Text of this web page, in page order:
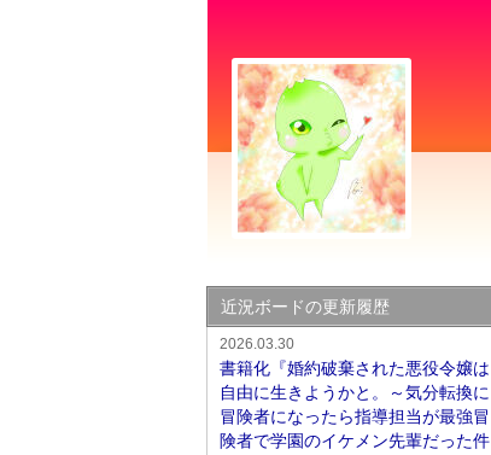
近況ボードの更新履歴
2026.03.30
書籍化『婚約破棄された悪役令嬢は
自由に生きようかと。～気分転換に
冒険者になったら指導担当が最強冒
険者で学園のイケメン先輩だった件